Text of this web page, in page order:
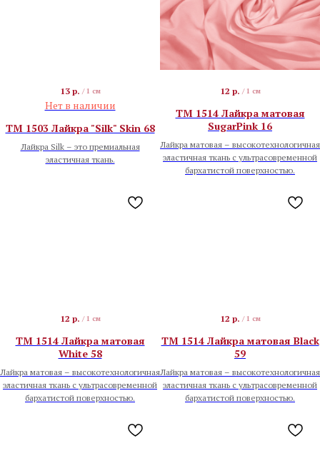
13 р. / 1 см
Нет в наличии
TM 1503 Лайкра "Silk" Skin 68
Лайкра Silk – это премиальная
эластичная ткань.
12 р. / 1 см
TM 1514 Лайкра матовая
SugarPink 16
Лайкра матовая – высокотехнологичная
эластичная ткань с ультрасовременной
бархатистой поверхностью.
12 р. / 1 см
TM 1514 Лайкра матовая
White 58
Лайкра матовая – высокотехнологичная
эластичная ткань с ультрасовременной
бархатистой поверхностью.
12 р. / 1 см
TM 1514 Лайкра матовая Black
59
Лайкра матовая – высокотехнологичная
эластичная ткань с ультрасовременной
бархатистой поверхностью.